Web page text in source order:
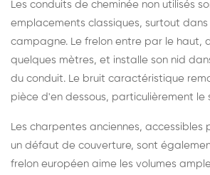
Les conduits de cheminée non utilisés
emplacements classiques, surtout dans
campagne. Le frelon entre par le haut,
quelques mètres, et installe son nid
du conduit. Le bruit caractéristique
pièce d'en dessous, particulièrement le
Les charpentes anciennes, accessibles
un défaut de couverture, sont
frelon européen aime les volumes